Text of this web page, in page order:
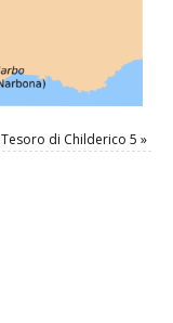
Tesoro di Childerico 5 »